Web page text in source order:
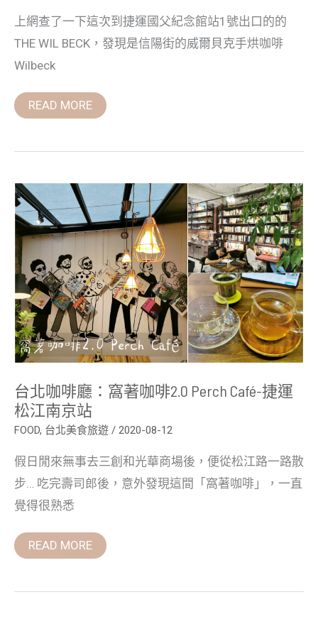
上網查了一下這次到捷運國父紀念館站1號出口的的
THE WIL BECK，發現是信陽街的威爾貝克手烘咖啡
Wilbeck
沖
咖
啡-
捷
運
紀
念
READ MORE
台北咖啡廳：窩著咖啡2.0 Perch Café-捷運
松江南京站
FOOD, 台北美食旅遊 / 2020-08-12
假日閒來無事去三創和光華商場後，便從松江路一路散
步… 吃完壽司郎後，意外發現這間「窩著咖啡」，一直
覺得很熟悉
台
北
咖
啡
廳：
窩
著
咖
啡
2.0
Perch
Café-
捷
運
松
京
站
READ MORE